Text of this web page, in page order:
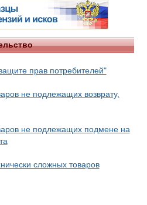
прав потребителей"
не подлежащих возврату,
не подлежащих подмене на
сложных товаров